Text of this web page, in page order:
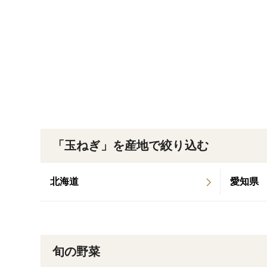
「玉ねぎ」を産地で絞り込む
北海道 愛知県
旬の野菜